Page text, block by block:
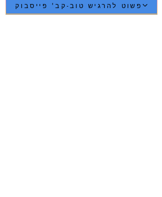
פשוט להרגיש טוב-קב' פייסבוק